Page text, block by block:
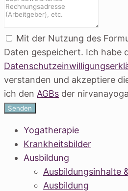
Mit der Nutzung des
Daten gespeichert. Ich habe
verstanden und akzeptiere
ich den AGBs der
Senden
Yogatherapie
Krankheitsbilder
Ausbildung
Ausbildungsinhalte
Ausbildung